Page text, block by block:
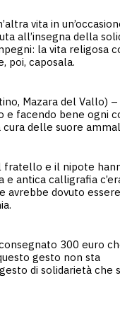
vita in
all’insegna della
la vita religosa
poi, caposala.
Mazara del Vallo)
facendo bene ogni
cura delle suore
fratello e il nipote
e antica calligrafia
avrebbe dovuto
300 euro
gesto non sta
di solidarietà che